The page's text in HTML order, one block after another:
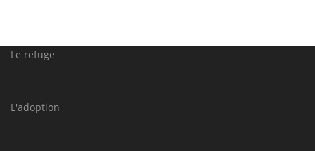
Le refuge
L'adoption